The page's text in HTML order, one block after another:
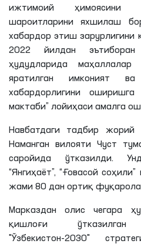
ижтимоий ҳимоясини
шароитларини яхшилаш
хабардор этиш зарурлигини
2022 йилдан эътиборан
ҳудудларида маҳаллалар
яратилган имконият
хабардорлигини оширишга
мактаби” лойиҳаси амалга
Навбатдаги тадбир жорий
Наманган вилояти Чуст
саройида ўтказилди.
“Янгиҳаёт”, “Ғовасой соҳили”
жами 80 дан ортиқ
Марказдан олис чегара
қишлоғи
"Ўзбекистон-2030"